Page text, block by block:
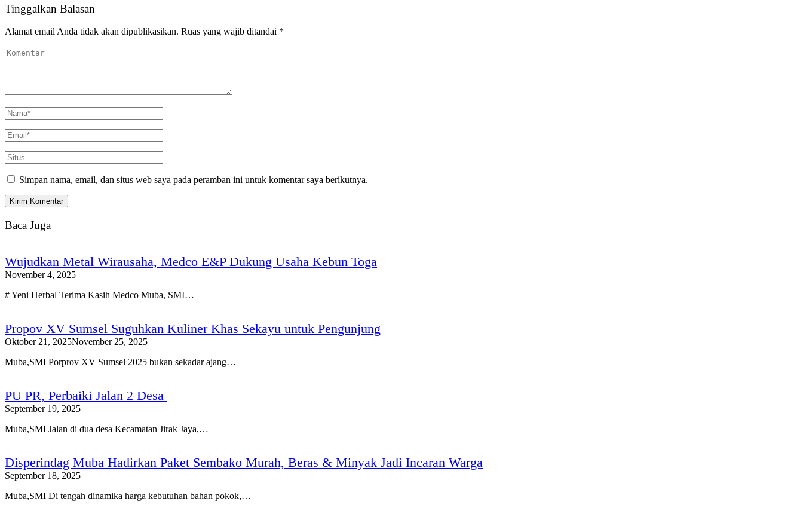
Tinggalkan Balasan
Alamat email Anda tidak akan dipublikasikan. Ruas yang wajib ditandai *
Simpan nama, email, dan situs web saya pada peramban ini untuk komentar saya berikutnya.
Baca Juga
Wujudkan Metal Wirausaha, Medco E&P Dukung Usaha Kebun Toga
November 4, 2025
# Yeni Herbal Terima Kasih Medco Muba, SMI…
Propov XV Sumsel Suguhkan Kuliner Khas Sekayu untuk Pengunjung
Oktober 21, 2025November 25, 2025
Muba,SMI Porprov XV Sumsel 2025 bukan sekadar ajang…
PU PR, Perbaiki Jalan 2 Desa
September 19, 2025
Muba,SMI Jalan di dua desa Kecamatan Jirak Jaya,…
Disperindag Muba Hadirkan Paket Sembako Murah, Beras & Minyak Jadi Incaran Warga
September 18, 2025
Muba,SMI Di tengah dinamika harga kebutuhan bahan pokok,…